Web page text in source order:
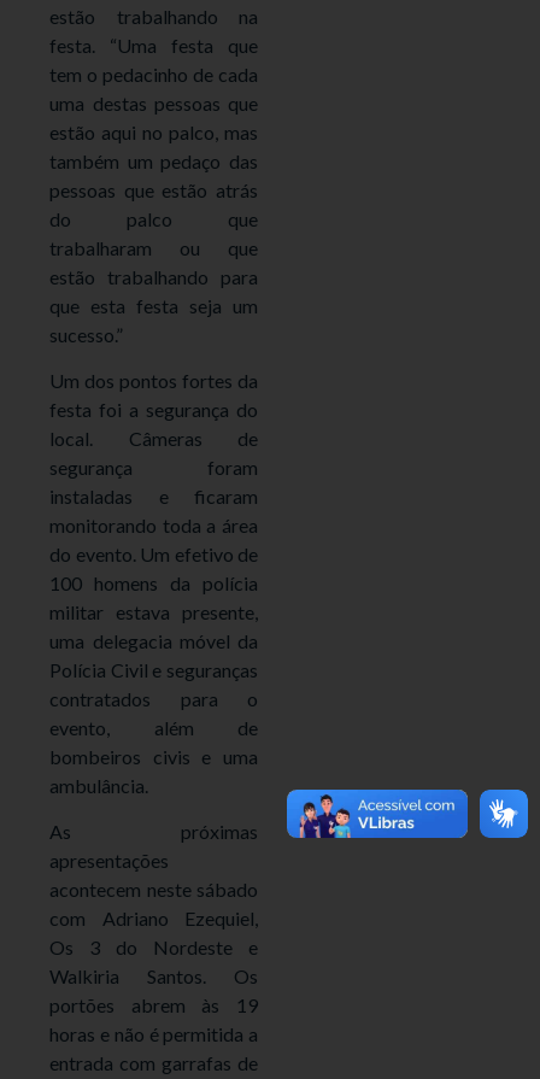
estão trabalhando na
festa. “Uma festa que
tem o pedacinho de cada
uma destas pessoas que
estão aqui no palco, mas
também um pedaço das
pessoas que estão atrás
do palco que
trabalharam ou que
estão trabalhando para
que esta festa seja um
sucesso.”
Um dos pontos fortes da
festa foi a segurança do
local. Câmeras de
segurança foram
instaladas e ficaram
monitorando toda a área
do evento. Um efetivo de
100 homens da polícia
militar estava presente,
uma delegacia móvel da
Polícia Civil e seguranças
contratados para o
evento, além de
bombeiros civis e uma
ambulância.
As próximas
apresentações
acontecem neste sábado
com Adriano Ezequiel,
Os 3 do Nordeste e
Walkiria Santos. Os
portões abrem às 19
horas e não é permitida a
entrada com garrafas de